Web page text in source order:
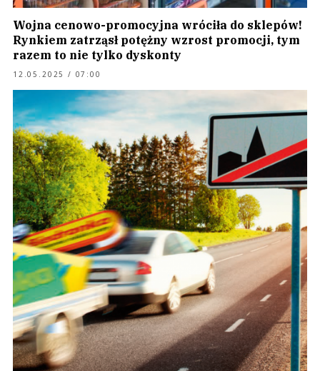
Wojna cenowo-promocyjna wróciła do sklepów!
Rynkiem zatrząsł potężny wzrost promocji, tym
razem to nie tylko dyskonty
12.05.2025 / 07:00